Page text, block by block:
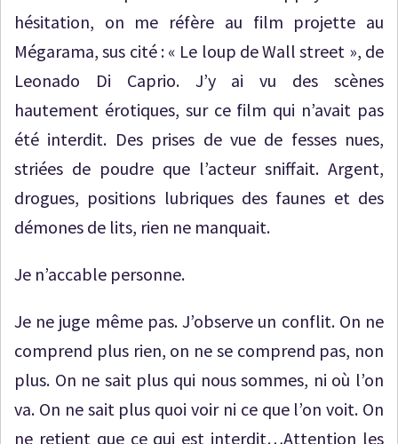
hésitation, on me réfère au film projette au
Mégarama, sus cité : « Le loup de Wall street », de
Leonado Di Caprio. J’y ai vu des scènes
hautement érotiques, sur ce film qui n’avait pas
été interdit. Des prises de vue de fesses nues,
striées de poudre que l’acteur sniffait. Argent,
drogues, positions lubriques des faunes et des
démones de lits, rien ne manquait.
Je n’accable personne.
Je ne juge même pas. J’observe un conflit. On ne
comprend plus rien, on ne se comprend pas, non
plus. On ne sait plus qui nous sommes, ni où l’on
va. On ne sait plus quoi voir ni ce que l’on voit. On
ne retient que ce qui est interdit…Attention les